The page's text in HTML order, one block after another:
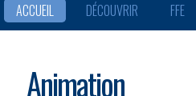
ACCUEIL DÉCOUVRIR FFE
Animation